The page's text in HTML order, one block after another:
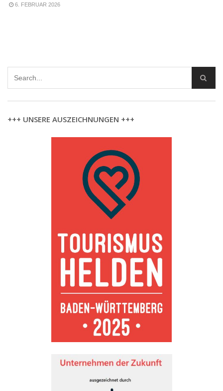
6. FEBRUAR 2026
+++ UNSERE AUSZEICHNUNGEN +++